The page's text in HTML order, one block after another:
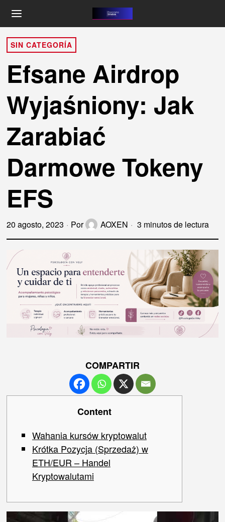
SIN CATEGORÍA
Efsane Airdrop
Wyjaśniony: Jak
Zarabiać
Darmowe Tokeny
EFS
20 agosto, 2023 Por AOXEN 3 minutos de lectura
COMPARTIR
Content
Wahania kursów kryptowalut
Krótka Pozycja (Sprzedaż) w
ETH/EUR – Handel
Kryptowalutami